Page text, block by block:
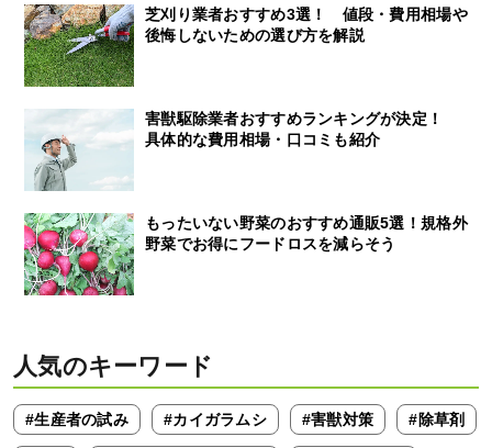
芝刈り業者おすすめ3選！ 値段・費用相場や
後悔しないための選び方を解説
害獣駆除業者おすすめランキングが決定！
具体的な費用相場・口コミも紹介
もったいない野菜のおすすめ通販5選！規格外
野菜でお得にフードロスを減らそう
人気のキーワード
#生産者の試み #カイガラムシ #害獣対策 #除草剤